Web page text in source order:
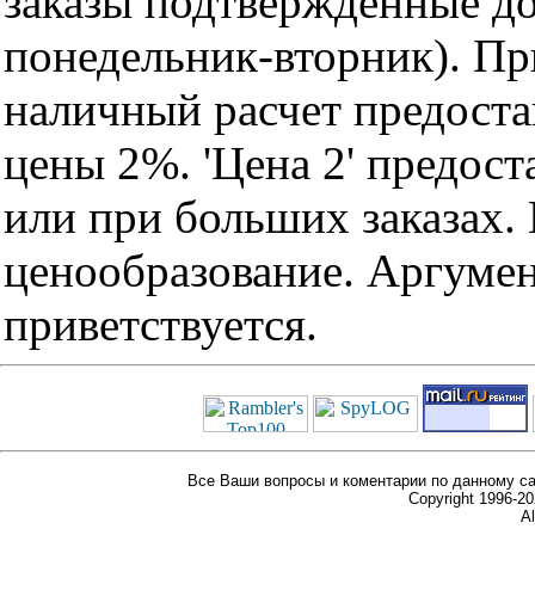
понедельник-вторник).
наличный расчет
цены 2%. 'Цена 2'
или при больших
ценообразование.
приветствуется.
Все Ваши вопросы и коментарии по данному
Copyright 1996-